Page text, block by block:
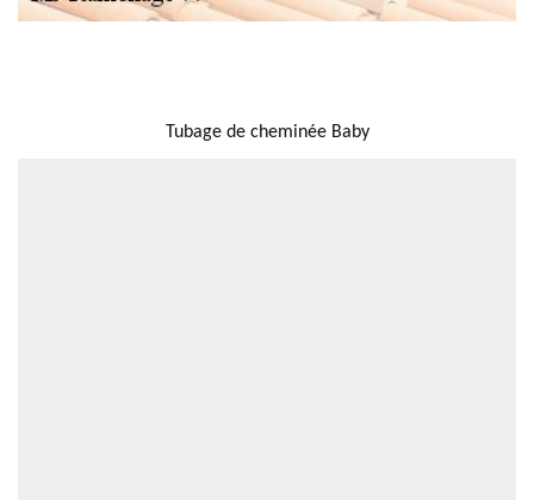
Tubage de cheminée Baby